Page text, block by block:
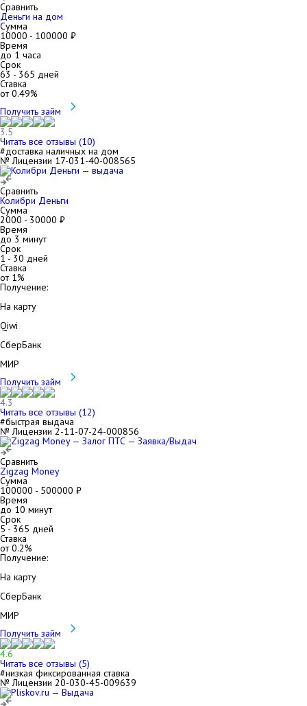
Сравнить
Деньги на дом
Сумма
10000 - 100000 ₽
Время
до 1 часа
Срок
63 - 365 дней
Ставка
от0.49%
Получить займ
3.5
Читать все отзывы (10)
#доставка наличных на дом
№ Лицензии 17-031-40-008565
Сравнить
Колибри Деньги
Сумма
2000 - 30000 ₽
Время
до 3 минут
Срок
1- 30 дней
Ставка
от 1%
Получение:
На карту
Qiwi
СберБанк
МИР
Получить займ
4.3
Читать все отзывы (12)
#быстрая выдача
№ Лицензии 2-11-07-24-000856
Сравнить
Zigzag Money
Сумма
100000 - 500000 ₽
Время
до 10 минут
Срок
5- 365 дней
Ставка
от0.2%
Получение:
На карту
СберБанк
МИР
Получить займ
4.6
Читать все отзывы (5)
#низкая фиксированная ставка
№ Лицензии 20-030-45-009639